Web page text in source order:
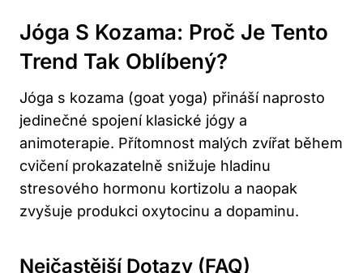
Jóga S Kozama: Proč Je Tento
Trend Tak Oblíbený?
Jóga s kozama (goat yoga) přináší naprosto
jedinečné spojení klasické jógy a
animoterapie. Přítomnost malých zvířat během
cvičení prokazatelně snižuje hladinu
stresového hormonu kortizolu a naopak
zvyšuje produkci oxytocinu a dopaminu.
Nejčastější Dotazy (FAQ)